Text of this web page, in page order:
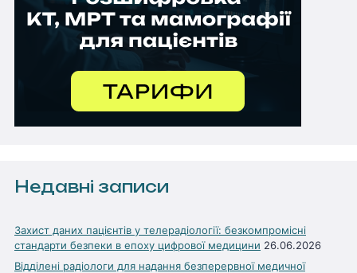
Недавні записи
Захист даних пацієнтів у телерадіології: безкомпромісні
стандарти безпеки в епоху цифрової медицини 26.06.2026
Відділені радіологи для надання безперервної медичної